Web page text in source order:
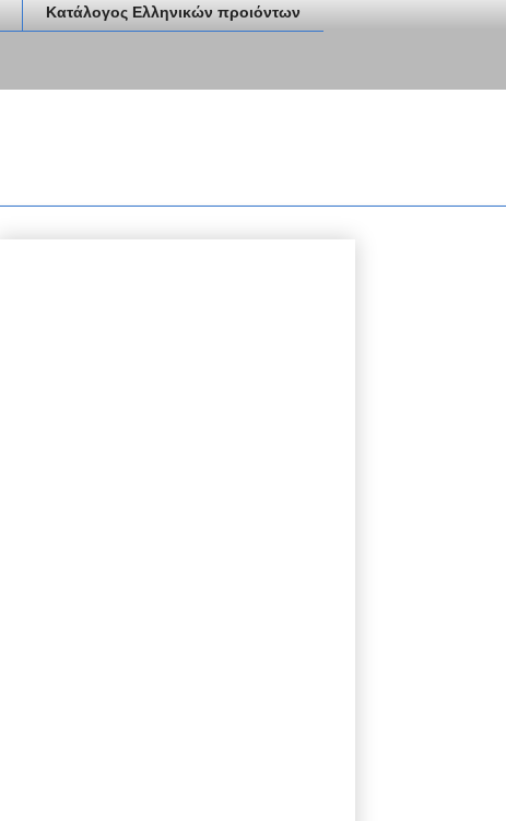
Κατάλογος Ελληνικών προιόντων